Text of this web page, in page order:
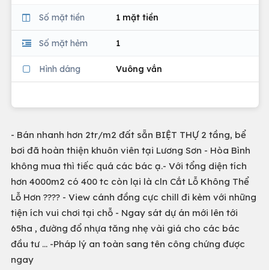
Số mặt tiền 1 mặt tiền
Số mặt hẻm 1
Hình dáng Vuông vắn
- Bán nhanh hơn 2tr/m2 đất sẵn BIỆT THỰ 2 tầng, bể
bơi đã hoàn thiện khuôn viên tại Lương Sơn - Hòa Bình
không mua thì tiếc quá các bác ạ.- Với tổng diện tích
hơn 4000m2 có 400 tc còn lại là cln Cắt Lỗ Không Thể
Lỗ Hơn ???? - View cánh đồng cực chill đi kèm với những
tiện ích vui chơi tại chỗ - Ngay sát dự án mới lên tới
65ha , đường đổ nhựa tăng nhẹ vài giá cho các bác
đầu tư ... -Pháp lý an toàn sang tên công chứng được
ngay